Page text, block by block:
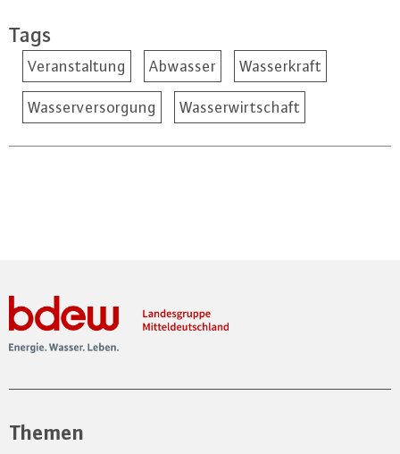
Tags
Veranstaltung Abwasser Wasserkraft
Wasserversorgung Wasserwirtschaft
Themen